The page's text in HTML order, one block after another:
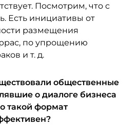
Посмотрим, что с
Есть инициативы от
размещения
по упрощению
и т. д.
общественные
о диалоге бизнеса
такой формат